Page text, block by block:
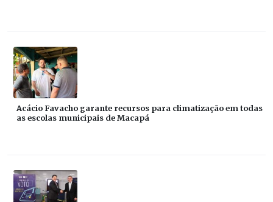
Acácio Favacho garante recursos para climatização em todas
as escolas municipais de Macapá